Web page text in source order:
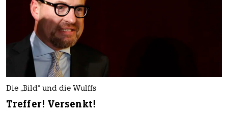
Die „Bild“ und die Wulffs
Treffer! Versenkt!